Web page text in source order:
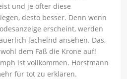
und je öfter diese
desto besser. Denn wenn
erscheint, werden
lächelnd ansehen. Das,
dem Faß die Krone auf!
ist vollkommen. Horstmann
für tot zu erklären.